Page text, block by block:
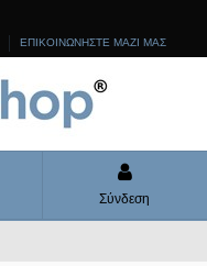
ΕΠΙΚΟΙΝΩΝΗΣΤΕ ΜΑΖΙ ΜΑΣ
Σύνδεση